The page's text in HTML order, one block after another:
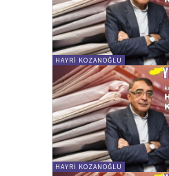
HAYRI KOZANOĞLU
HAYRI KOZANOĞLU